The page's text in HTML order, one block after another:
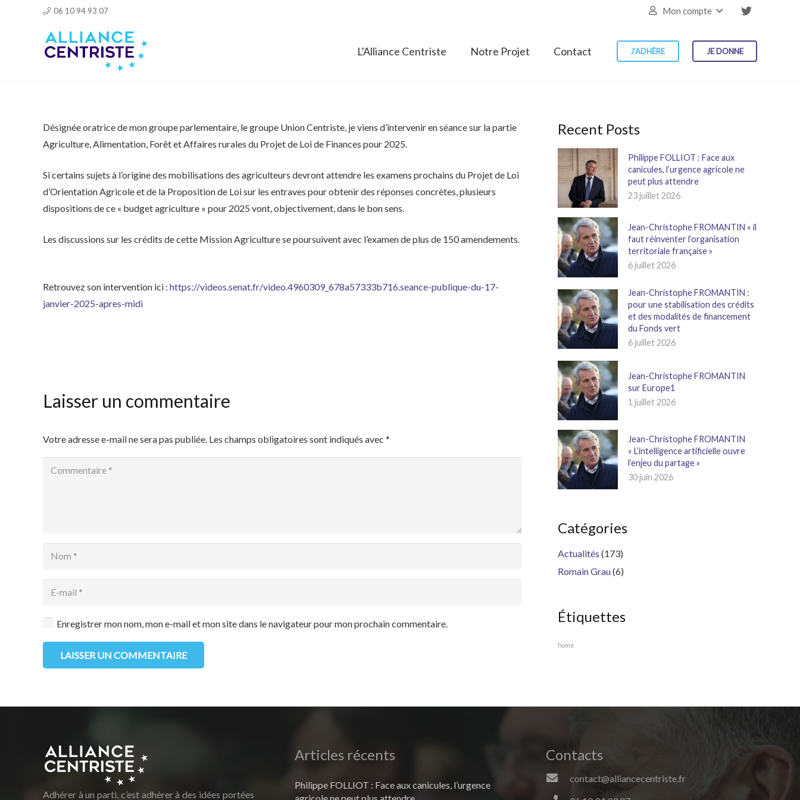
06 10 94 93 07 Mon compte
L’Alliance Centriste Notre Projet Contact J’ADHÈRE JE DONNE
Désignée oratrice de mon groupe parlementaire, le groupe Union Centriste, je viens d’intervenir en séance sur la partie
Agriculture, Alimentation, Forêt et Affaires rurales du Projet de Loi de Finances pour 2025.
Si certains sujets à l’origine des mobilisations des agriculteurs devront attendre les examens prochains du Projet de Loi
d’Orientation Agricole et de la Proposition de Loi sur les entraves pour obtenir des réponses concrètes, plusieurs
dispositions de ce « budget agriculture » pour 2025 vont, objectivement, dans le bon sens.
Les discussions sur les crédits de cette Mission Agriculture se poursuivent avec l’examen de plus de 150 amendements.
Retrouvez son intervention ici : https://videos.senat.fr/video.4960309_678a57333b716.seance-publique-du-17-
janvier-2025-apres-midi
Laisser un commentaire
Votre adresse e-mail ne sera pas publiée. Les champs obligatoires sont indiqués avec *
Enregistrer mon nom, mon e-mail et mon site dans le navigateur pour mon prochain commentaire.
LAISSER UN COMMENTAIRE
Recent Posts
Philippe FOLLIOT : Face aux
canicules, l’urgence agricole ne
peut plus attendre
23 juillet 2026
Jean-Christophe FROMANTIN « il
faut réinventer l’organisation
territoriale française »
6 juillet 2026
Jean-Christophe FROMANTIN :
pour une stabilisation des crédits
et des modalités de financement
du Fonds vert
6 juillet 2026
Jean-Christophe FROMANTIN
sur Europe1
1 juillet 2026
Jean-Christophe FROMANTIN
« L’intelligence artificielle ouvre
l’enjeu du partage »
30 juin 2026
Catégories
Actualités (173)
Romain Grau(6)
Étiquettes
home
Adhérer à un parti, c’est adhérer à des idées portées
Articles récents
Philippe FOLLIOT : Face aux canicules, l’urgence
Contacts
contact@alliancecentriste.fr